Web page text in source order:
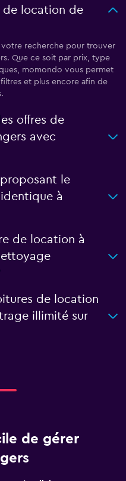
de location de
votre recherche pour trouver
Que ce soit par prix, type
momondo vous permet
et plus encore afin de
offres de
avec
le
à
de location à
de location
illimité sur
de gérer